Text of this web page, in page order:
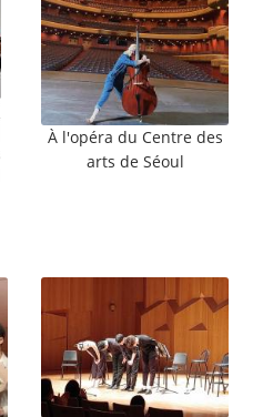
À l'opéra du Centre des
arts de Séoul